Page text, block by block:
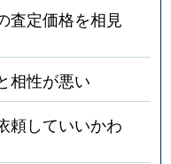
査定価格を相見
相性が悪い
頼していいかわ